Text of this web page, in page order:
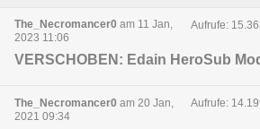
The_Necromancer0 am 11 Jan,
2023 11:06
Aufrufe:
VERSCHOBEN: Edain HeroSub
The_Necromancer0 am 20 Jan,
2021 09:34
Aufrufe: